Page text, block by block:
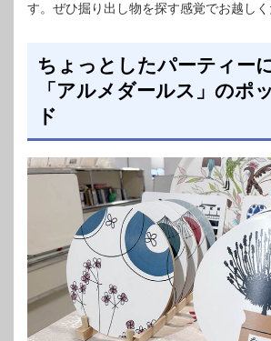
す。ぜひ掘り出し物を探す感覚でお越しく
ちょっとしたパーティー
「アルメダールス」のポ
ド